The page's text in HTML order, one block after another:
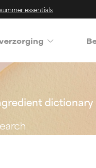
essentials
dictionary